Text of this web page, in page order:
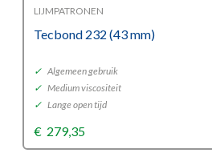
LIJMPATRONEN
Tecbond 232 (43 mm)
✓ Algemeen gebruik
✓ Medium viscositeit
✓ Lange open tijd
€ 279,35